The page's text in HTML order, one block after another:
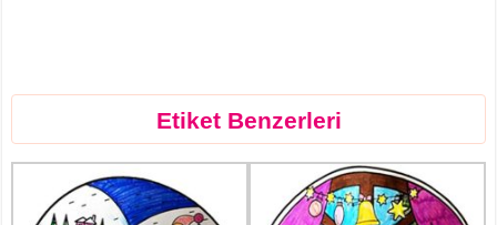
Etiket Benzerleri